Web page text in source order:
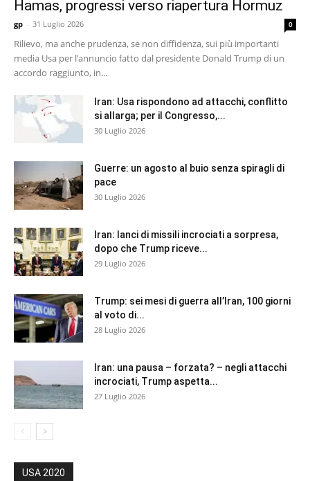
Hamas, progressi verso riapertura Hormuz
gp - 31 Luglio 2026 0
Rilievo, ma anche prudenza, se non diffidenza, sui più importanti
media Usa per l’annuncio fatto dal presidente Donald Trump di un
accordo raggiunto, in...
Iran: Usa rispondono ad attacchi, conflitto
si allarga; per il Congresso,...
30 Luglio 2026
Guerre: un agosto al buio senza spiragli di
pace
30 Luglio 2026
Iran: lanci di missili incrociati a sorpresa,
dopo che Trump riceve...
29 Luglio 2026
Trump: sei mesi di guerra all’Iran, 100 giorni
al voto di...
28 Luglio 2026
Iran: una pausa – forzata? – negli attacchi
incrociati, Trump aspetta...
27 Luglio 2026
USA 2020